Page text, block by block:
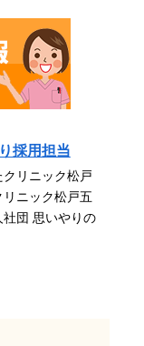
採用担当
リニック松戸
ニック松戸五
団 思いやりの